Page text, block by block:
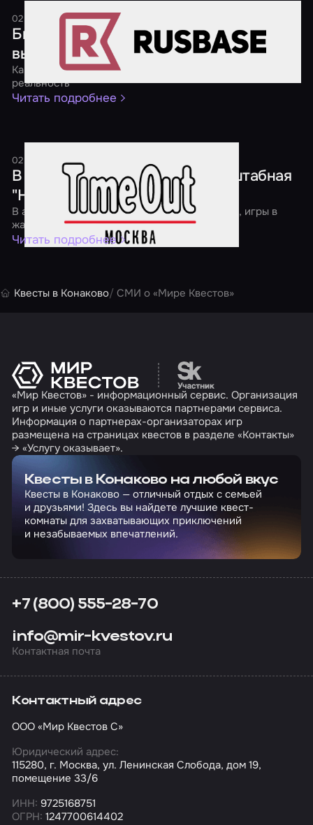
02 августа 20161 минута
Бизнес на квестах: входить или
выходить?
Как заработать на воплощении компьютерных игр в
реальность
Читать подробнее
02 апреля 20161 минута
В Москве пройдет первая масштабная
"Ночь квестов"
В акции участвуют классические квест-игры, игры в
жанре перформанс и экшн
Читать подробнее
Квесты в Конаково СМИ о «Мире Квестов»
Перейти на сайт
«Мир Квестов» - информационный сервис. Организация
игр и иные услуги оказываются партнерами сервиса.
Информация о партнерах-организаторах игр
размещена на страницах квестов в разделе «Контакты»
→ «Услугу оказывает».
Квесты в Конаково на любой вкус
Квесты в Конаково — отличный отдых с семьей
и друзьями! Здесь вы найдете лучшие квест-
комнаты для захватывающих приключений
и незабываемых впечатлений.
+7 (800) 555-28-70
info@mir-kvestov.ru
Контактная почта
Контактный адрес
ООО «Мир Квестов С»
Юридический адрес:
115280, г. Москва, ул. Ленинская Слобода, дом 19,
помещение 33/6
ИНН: 9725168751
ОГРН: 1247700614402